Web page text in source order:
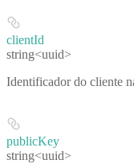
clientId
string<uuid>
Identificador do cliente
publicKey
string<uuid>